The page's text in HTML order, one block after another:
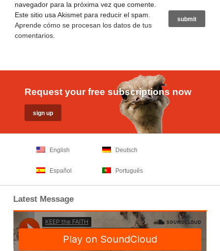
navegador para la próxima vez que comente.
Este sitio usa Akismet para reducir el spam.
Aprende cómo se procesan los datos de tus
comentarios
Request your free subscriptions now
English Deutsch
Español Português
Latest Message